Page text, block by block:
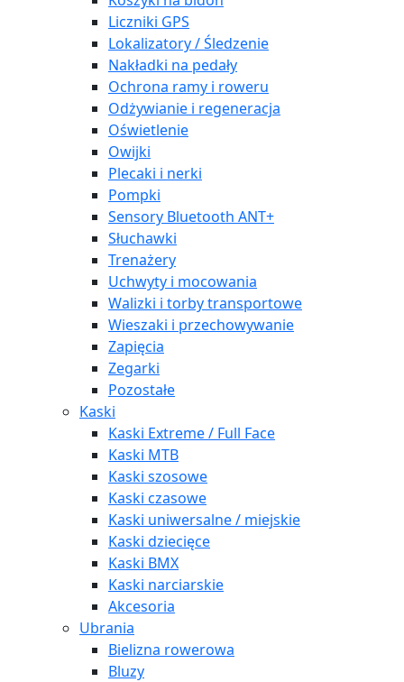
Liczniki GPS
Lokalizatory / Śledzenie
Nakładki na pedały
Ochrona ramy i roweru
Odżywianie i regeneracja
Oświetlenie
Owijki
Plecaki i nerki
Pompki
Sensory Bluetooth ANT+
Słuchawki
Trenażery
Uchwyty i mocowania
Walizki i torby transportowe
Wieszaki i przechowywanie
Zapięcia
Zegarki
Pozostałe
Kaski
Kaski Extreme / Full Face
Kaski MTB
Kaski szosowe
Kaski czasowe
Kaski uniwersalne / miejskie
Kaski dziecięce
Kaski BMX
Kaski narciarskie
Akcesoria
Ubrania
Bielizna rowerowa
Bluzy